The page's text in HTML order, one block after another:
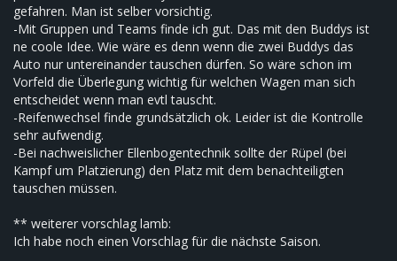
gefahren. Man ist selber vorsichtig.
-Mit Gruppen und Teams finde ich gut. Das mit den Buddys ist
ne coole Idee. Wie wäre es denn wenn die zwei Buddys das
Auto nur untereinander tauschen dürfen. So wäre schon im
Vorfeld die Überlegung wichtig für welchen Wagen man sich
entscheidet wenn man evtl tauscht.
-Reifenwechsel finde grundsätzlich ok. Leider ist die Kontrolle
sehr aufwendig.
-Bei nachweislicher Ellenbogentechnik sollte der Rüpel (bei
Kampf um Platzierung) den Platz mit dem benachteiligten
tauschen müssen.
** weiterer vorschlag lamb:
Ich habe noch einen Vorschlag für die nächste Saison.